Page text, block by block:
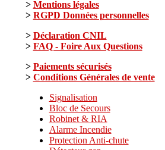
> Mentions légales
> RGPD Données personnelles
> Déclaration CNIL
> FAQ - Foire Aux Questions
> Paiements sécurisés
> Conditions Générales de vente
Signalisation
Bloc de Secours
Robinet & RIA
Alarme Incendie
Protection Anti-chute